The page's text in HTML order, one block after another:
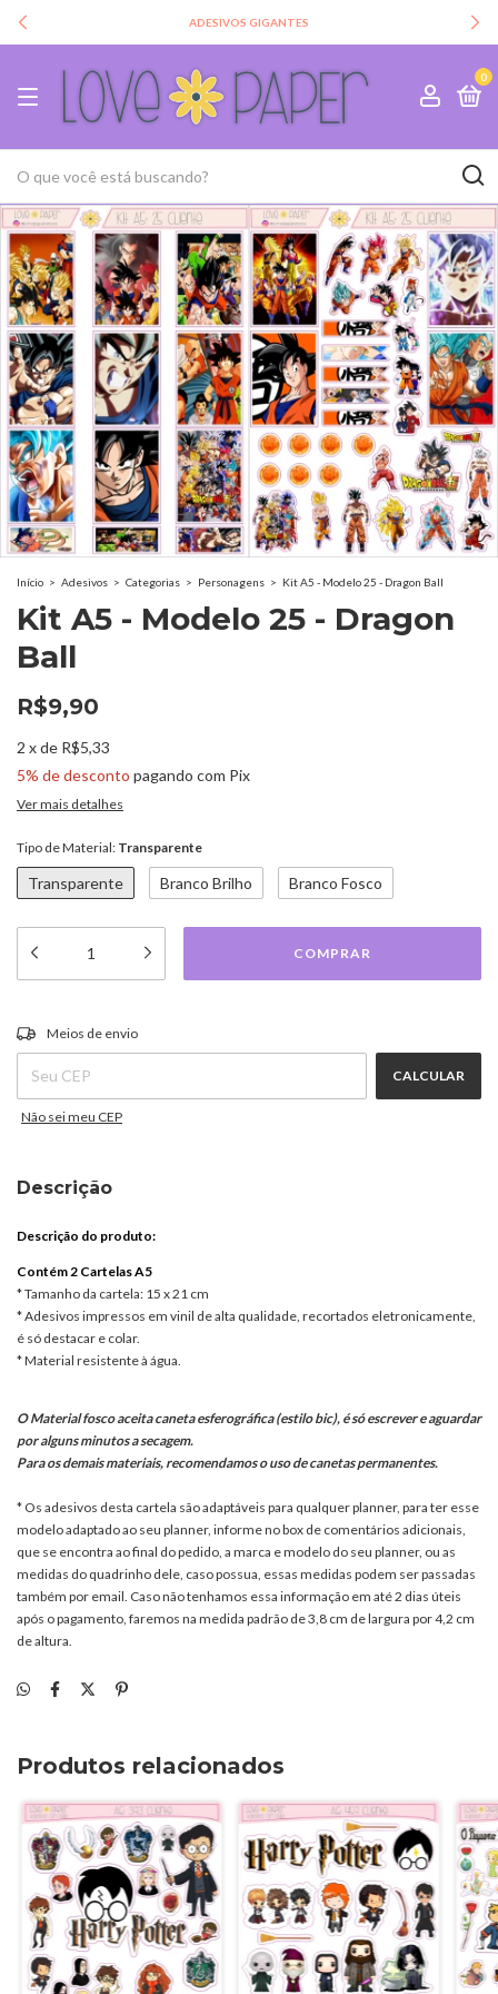
ADESIVOS GIGANTES
0
Início > Adesivos > Categorias > Personagens > Kit A5 - Modelo 25 - Dragon Ball
Kit A5 - Modelo 25 - Dragon
Ball
R$9,90
2 xde R$5,33
5% de desconto pagando com Pix
Ver mais detalhes
Tipo de Material: Transparente
Transparente Branco Brilho Branco Fosco
Entregas para o CEP:
Meios de envio
CALCULAR
Não sei meu CEP
Descrição
Descrição do produto:
Contém 2 Cartelas A5
* Tamanho da cartela: 15 x 21 cm
* Adesivos impressos em vinil de alta qualidade, recortados eletronicamente,
é só destacar e colar.
* Material resistente à água.
O Material fosco aceita caneta esferográfica (estilo bic), é só escrever e aguardar
por alguns minutos a secagem.
Para os demais materiais, recomendamos o uso de canetas permanentes.
* Os adesivos desta cartela são adaptáveis para qualquer planner, para ter esse
modelo adaptado ao seu planner, informe no box de comentários adicionais,
que se encontra ao final do pedido, a marca e modelo do seu planner, ou as
medidas do quadrinho dele, caso possua, essas medidas podem ser passadas
também por email. Caso não tenhamos essa informação em até 2 dias úteis
após o pagamento, faremos na medida padrão de 3,8 cm de largura por 4,2 cm
de altura.
Produtos relacionados